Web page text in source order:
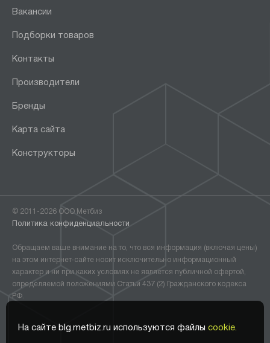
На сайте blg.metbiz.ru используются файлы cookie.
Вакансии
Подборки товаров
Контакты
Производители
Бренды
Карта сайта
Конструкторы
© 2011-2026 ООО Метбиз
Политика конфиденциальности
Обращаем ваше внимание на то, что вся информация (включая цены)
на этом интернет-сайте носит исключительно информационный
характер и ни при каких условиях не является публичной офертой,
определяемой положениями Статьи 437 (2) Гражданского кодекса
РФ.